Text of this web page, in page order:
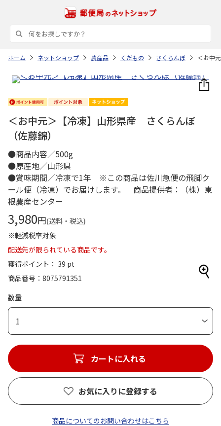
ホーム ネットショップ 農産品 くだもの さくらんぼ ＜お中
＜お中元＞【冷凍】山形県産 さくらんぼ
（佐藤錦）
●商品内容／500g
●原産地／山形県
●賞味期間／冷凍で1年 ※この商品は佐川急便の飛脚ク
ール便（冷凍）でお届けします。 商品提供者：（株）東
根農産センター
3,980円(送料・税込)
※軽減税率対象
配送先が限られている商品です。
獲得ポイント： 39 pt
商品番号
8075791351
数量
1
カートに入れる
お気に入りに登録する
商品についてのお問い合わせはこちら